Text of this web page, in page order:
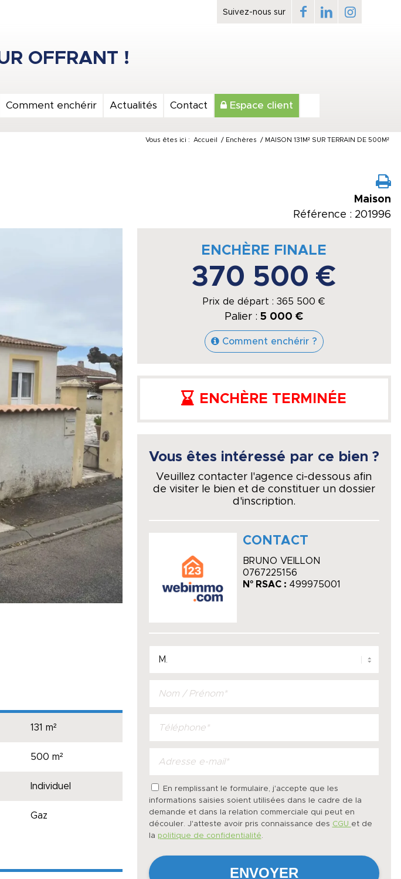
Comment enchérir Actualités Contact Espace client
Vous êtes ici : Accueil / Enchères / MAISON 131M² SUR TERRAIN DE 500M²
Maison
Référence : 201996
131 m²
500 m²
Individuel
Gaz
ENCHÈRE FINALE
370 500 €
Prix de départ :365 500 €
Palier :5 000 €
Comment enchérir ?
ENCHÈRE TERMINÉE
Vous êtes intéressé par ce bien ?
Veuillez contacter l'agence ci-dessous afin
de visiter le bien et de constituer un dossier
d'inscription.
CONTACT
BRUNO VEILLON
0767225156
N° RSAC : 499975001
En remplissant le formulaire, j'accepte que les
informations saisies soient utilisées dans le cadre de la
demande et dans la relation commerciale qui peut en
découler. J'atteste avoir pris connaissance des CGU et de
la politique de confidentialité.